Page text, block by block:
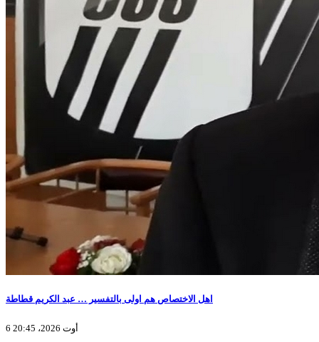
اهل الاختصاص هم اولى بالتفسير … عبد الكريم قطاطة
6 أوت 2026، 20:45